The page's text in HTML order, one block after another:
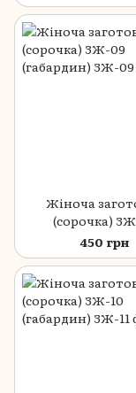
Жіноча
(сорочка)
(габардин)
450 грн